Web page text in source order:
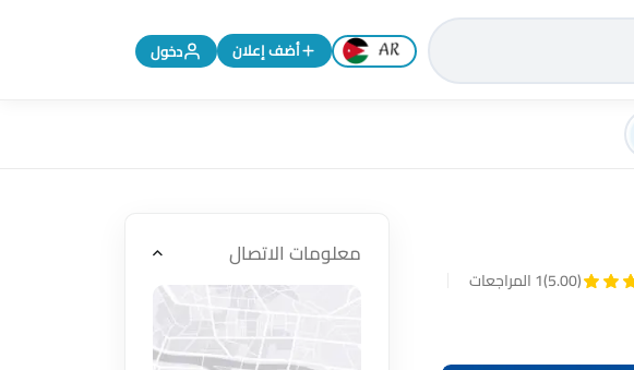
تغيير اللغة إلى الإنجليزية
أضف إعلان دخول
(5.00)
1 المراجعات
معلومات الاتصال